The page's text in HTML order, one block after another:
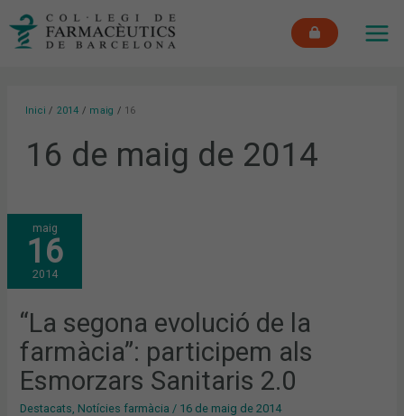
Inici 2014 maig 16
16 de maig de 2014
maig
16
2014
“La segona evolució de la
farmàcia”: participem als
Esmorzars Sanitaris 2.0
Destacats Notícies farmàcia / 16 de maig de 2014
“LA
SEGONA
EVOLUCIÓ
DE
LA
FARMÀCIA”:
PARTICIPEM
SANITARIS
2.0